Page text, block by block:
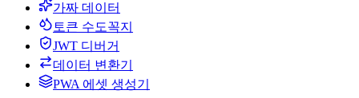
가짜 데이터
토큰 수도꼭지
JWT 디버거
데이터 변환기
PWA 에셋 생성기